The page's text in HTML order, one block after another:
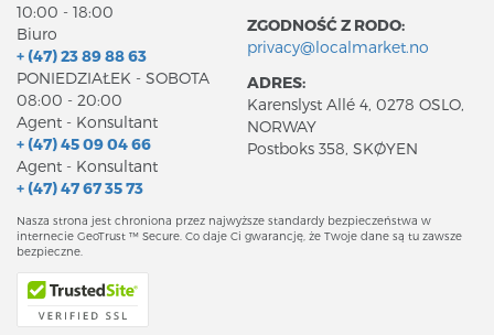
10:00 - 18:00
Biuro
+ (47) 23 89 88 63
PONIEDZIAŁEK - SOBOTA
08:00 - 20:00
Agent - Konsultant
+ (47) 45 09 04 66
Agent - Konsultant
+ (47) 47 67 35 73
ZGODNOŚĆ Z RODO:
privacy@localmarket.no
ADRES:
Karenslyst Allé 4, 0278 OSLO,
NORWAY
Postboks 358, SKØYEN
Nasza strona jest chroniona przez najwyższe standardy bezpieczeństwa w
internecie GeoTrust ™ Secure. Co daje Ci gwarancję, że Twoje dane są tu zawsze
bezpieczne.